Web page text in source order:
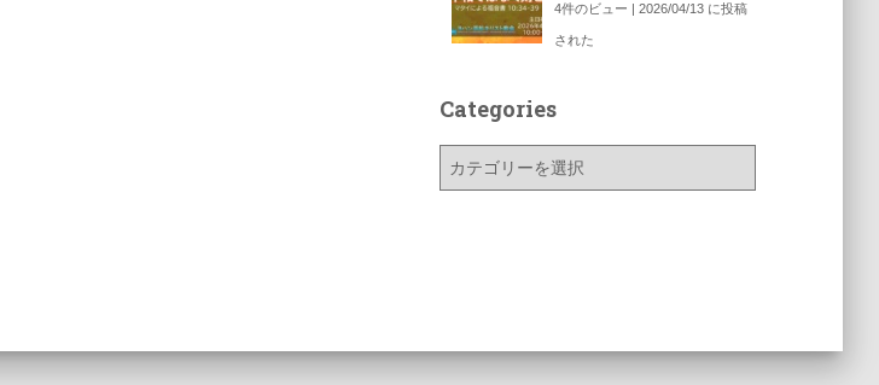
4件のビュー 2026/04/13 に投稿
された
Categories